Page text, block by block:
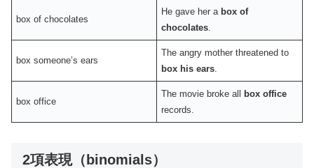
box of chocolates
He gave her a box of
chocolates
box someone’s ears
The angry mother threatened to
box his ears
box office
The movie broke all box office
records.
2項表現（binomials）